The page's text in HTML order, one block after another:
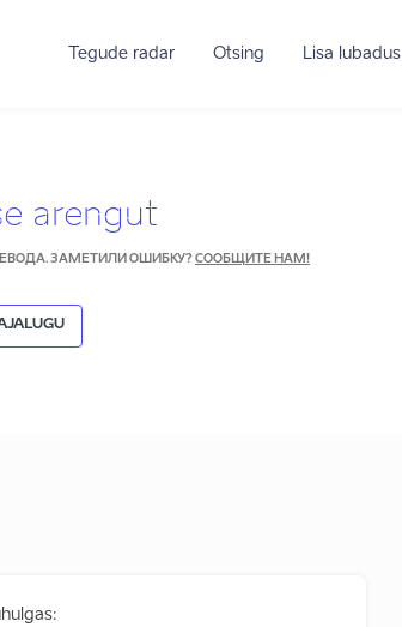
Tegude radar Otsing Lisa lubadus
arengut
ЗАМЕТИЛИ ОШИБКУ? СООБЩИТЕ НАМ!